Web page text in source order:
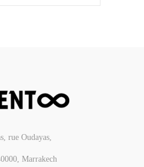
rue Oudayas,
Marrakech